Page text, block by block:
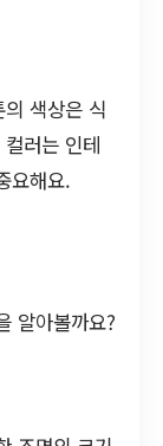
색상은 식
러는 인테
요해요.
알아볼까요?